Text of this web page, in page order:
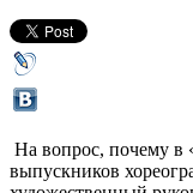
На вопрос, почему в
выпускников